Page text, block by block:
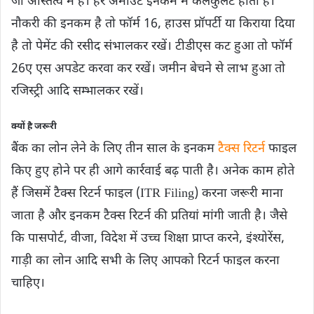
नौकरी की इनकम है तो फॉर्म 16, हाउस प्रॉपर्टी या किराया दिया
है तो पेमेंट की रसीद संभालकर रखें। टीडीएस कट हुआ तो फॉर्म
26ए एस अपडेट करवा कर रखें। जमीन बेचने से लाभ हुआ तो
रजिस्ट्री आदि सम्भालकर रखें।
क्यों है जरूरी
बैंक का लोन लेने के लिए तीन साल के इनकम टैक्स रिटर्नफाइल
किए हुए होने पर ही आगे कार्रवाई बढ़ पाती है। अनेक काम होते
हैं जिसमें टैक्स रिटर्न फाइल (ITR Filing) करना जरूरी माना
जाता है और इनकम टैक्स रिटर्न की प्रतियां मांगी जाती है। जैसे
कि पासपोर्ट, वीजा, विदेश में उच्च शिक्षा प्राप्त करने, इंश्योरेंस,
गाड़ी का लोन आदि सभी के लिए आपको रिटर्न फाइल करना
चाहिए।